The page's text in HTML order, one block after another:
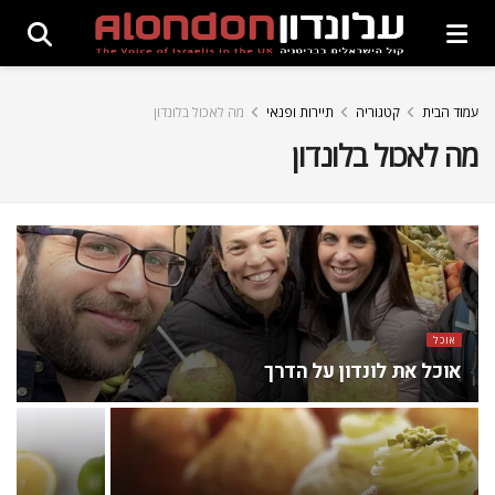
עמוד הבית קטגוריה תיירות ופנאי מה לאכול בלונדון
מה לאכול בלונדון
אוכל
אוכל את לונדון על הדרך